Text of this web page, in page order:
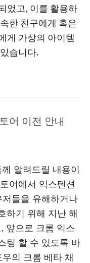
었고, 이를 활용하
한 친구에게 혹은
게 가상의 아이템
습니다.
어 이전 안내
알려드릴 내용이
어에서 익스텐션
들을 유해하거나
하기 위해 지난 해
앞으로 크롬 익스
팅 할 수 있도록 바
의 크롬 베타 채